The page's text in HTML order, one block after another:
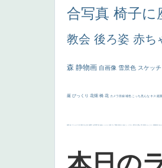
合写真 椅子に
教会 後ろ姿 赤ち
森 静物画 自画像 雪景色 スケッチ
厳 びっくり 花畑 橋 花 カメラ目線 補色 こっち見んな キス 庭園
画質 last ヴィーナス 剣 白人少女 食事中 山本芳翠 麦 alciato ハーレム 女神 ローマ教皇 奥行き 火起こし シスター 東方の三博士 114514 かっこいい 受胎告知 天から